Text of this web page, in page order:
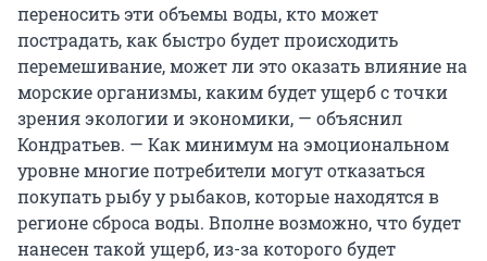
переносить эти объемы воды, кто может
пострадать, как быстро будет происходить
перемешивание, может ли это оказать влияние на
морские организмы, каким будет ущерб с точки
зрения экологии и экономики, — объяснил
Кондратьев. — Как минимум на эмоциональном
уровне многие потребители могут отказаться
покупать рыбу у рыбаков, которые находятся в
регионе сброса воды. Вполне возможно, что будет
нанесен такой ущерб, из-за которого будет